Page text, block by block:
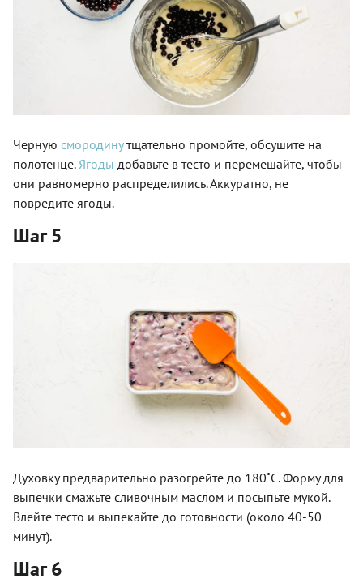
Черную смородинутщательно промойте, обсушите на
полотенце. Ягоды добавьте в тесто и перемешайте, чтобы
они равномерно распределились. Аккуратно, не
повредите ягоды.
Шаг 5
Духовку предварительно разогрейте до 180˚С. Форму для
выпечки смажьте сливочным маслом и посыпьте мукой.
Влейте тесто и выпекайте до готовности (около 40-50
минут).
Шаг 6